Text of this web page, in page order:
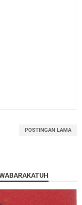
POSTINGAN LAMA